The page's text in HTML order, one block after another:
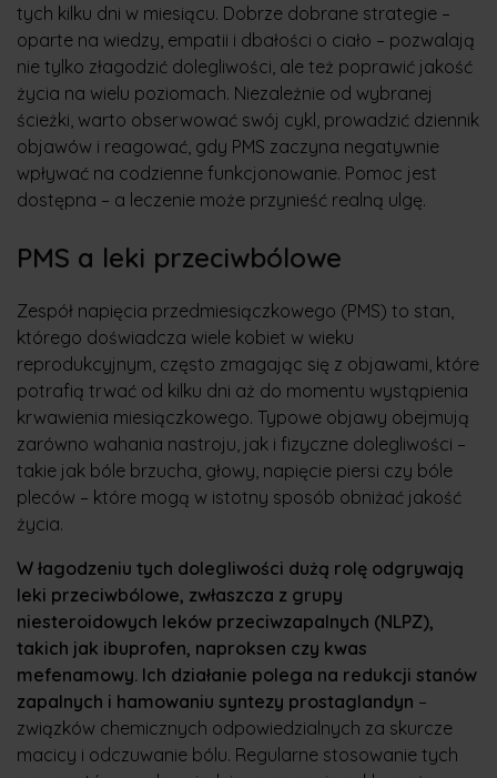
tych kilku dni w miesiącu. Dobrze dobrane strategie –
oparte na wiedzy, empatii i dbałości o ciało – pozwalają
nie tylko złagodzić dolegliwości, ale też poprawić jakość
życia na wielu poziomach. Niezależnie od wybranej
ścieżki, warto obserwować swój cykl, prowadzić dziennik
objawów i reagować, gdy PMS zaczyna negatywnie
wpływać na codzienne funkcjonowanie. Pomoc jest
dostępna – a leczenie może przynieść realną ulgę.
PMS a leki przeciwbólowe
Zespół napięcia przedmiesiączkowego (PMS) to stan,
którego doświadcza wiele kobiet w wieku
reprodukcyjnym, często zmagając się z objawami, które
potrafią trwać od kilku dni aż do momentu wystąpienia
krwawienia miesiączkowego. Typowe objawy obejmują
zarówno wahania nastroju, jak i fizyczne dolegliwości –
takie jak bóle brzucha, głowy, napięcie piersi czy bóle
pleców – które mogą w istotny sposób obniżać jakość
życia.
W łagodzeniu tych dolegliwości dużą rolę odgrywają
leki przeciwbólowe, zwłaszcza z grupy
niesteroidowych leków przeciwzapalnych (NLPZ),
takich jak ibuprofen, naproksen czy kwas
mefenamowy. Ich działanie polega na redukcji stanów
zapalnych i hamowaniu syntezy prostaglandyn –
związków chemicznych odpowiedzialnych za skurcze
macicy i odczuwanie bólu. Regularne stosowanie tych